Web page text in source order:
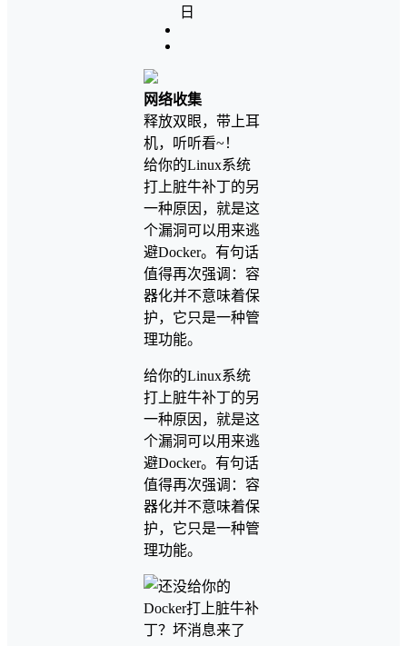
日
网络收集
释放双眼，带上耳
机，听听看~！
给你的Linux系统
打上脏牛补丁的另
一种原因，就是这
个漏洞可以用来逃
避Docker。有句话
值得再次强调：容
器化并不意味着保
护，它只是一种管
理功能。
给你的Linux系统
打上脏牛补丁的另
一种原因，就是这
个漏洞可以用来逃
避Docker。有句话
值得再次强调：容
器化并不意味着保
护，它只是一种管
理功能。